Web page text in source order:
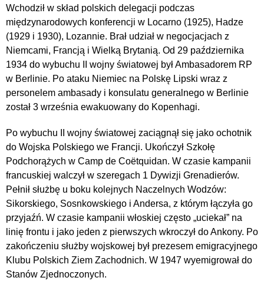
Wchodził w skład polskich delegacji podczas
międzynarodowych konferencji w Locarno (1925), Hadze
(1929 i 1930), Lozannie. Brał udział w negocjacjach z
Niemcami, Francją i Wielką Brytanią. Od 29 października
1934 do wybuchu II wojny światowej był Ambasadorem RP
w Berlinie. Po ataku Niemiec na Polskę Lipski wraz z
personelem ambasady i konsulatu generalnego w Berlinie
został 3 września ewakuowany do Kopenhagi.
Po wybuchu II wojny światowej zaciągnął się jako ochotnik
do Wojska Polskiego we Francji. Ukończył Szkołę
Podchorążych w Camp de Coëtquidan. W czasie kampanii
francuskiej walczył w szeregach 1 Dywizji Grenadierów.
Pełnił służbę u boku kolejnych Naczelnych Wodzów:
Sikorskiego, Sosnkowskiego i Andersa, z którym łączyła go
przyjaźń. W czasie kampanii włoskiej często „uciekał” na
linię frontu i jako jeden z pierwszych wkroczył do Ankony. Po
zakończeniu służby wojskowej był prezesem emigracyjnego
Klubu Polskich Ziem Zachodnich. W 1947 wyemigrował do
Stanów Zjednoczonych.